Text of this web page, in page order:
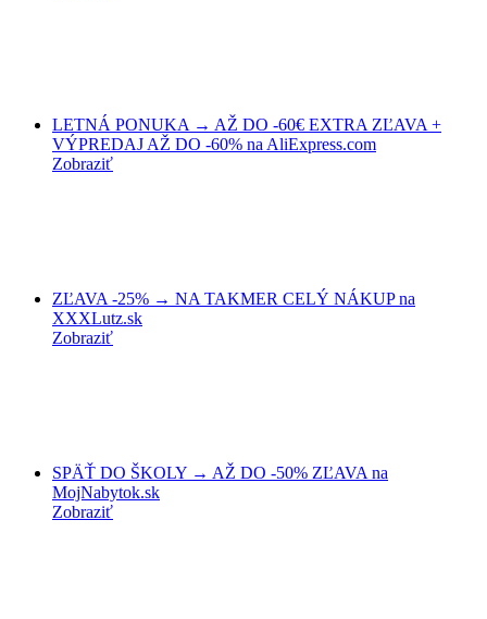
LETNÁ PONUKA → AŽ DO -60€ EXTRA ZĽAVA +
VÝPREDAJ AŽ DO -60% na AliExpress.com
Zobraziť
ZĽAVA -25% → NA TAKMER CELÝ NÁKUP na
XXXLutz.sk
Zobraziť
SPÄŤ DO ŠKOLY → AŽ DO -50% ZĽAVA na
MojNabytok.sk
Zobraziť